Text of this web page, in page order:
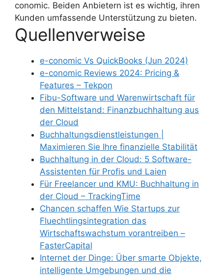
conomic. Beiden Anbietern ist es wichtig, ihren
Kunden umfassende Unterstützung zu bieten.
Quellenverweise
e-conomic Vs QuickBooks (Jun 2024)
e-conomic Reviews 2024: Pricing &
Features – Tekpon
Fibu-Software und Warenwirtschaft für
den Mittelstand: Finanzbuchhaltung aus
der Cloud
Buchhaltungsdienstleistungen |
Maximieren Sie Ihre finanzielle Stabilität
Buchhaltung in der Cloud: 5 Software-
Assistenten für Profis und Laien
Für Freelancer und KMU: Buchhaltung in
der Cloud – TrackingTime
Chancen schaffen Wie Startups zur
Fluechtlingsintegration das
Wirtschaftswachstum vorantreiben –
FasterCapital
Internet der Dinge: Über smarte Objekte,
intelligente Umgebungen und die